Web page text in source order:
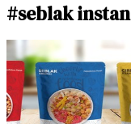
#seblak instan